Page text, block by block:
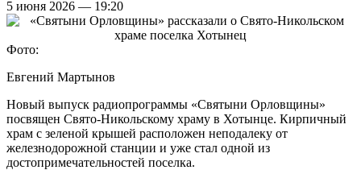
5 июня 2026 — 19:20
Фото:
Евгений Мартынов
Новый выпуск радиопрограммы «Святыни Орловщины»
посвящен Свято-Никольскому храму в Хотынце. Кирпичный
храм с зеленой крышей расположен неподалеку от
железнодорожной станции и уже стал одной из
достопримечательностей поселка.